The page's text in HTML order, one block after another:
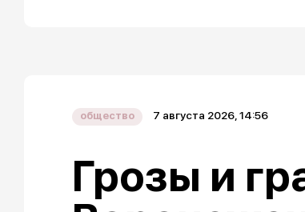
общество 7 августа 2026, 14:56
Грозы и